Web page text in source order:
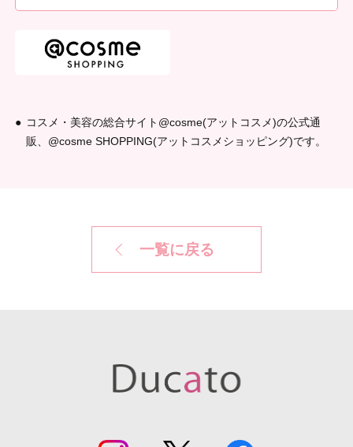
W50 × D18 × H210
発売元
株式会社シャンティ
コスメ・美容の総合サイト@cosme(アットコスメ)の公式通
販、@cosme SHOPPING(アットコスメショッピング)です。
一覧に戻る